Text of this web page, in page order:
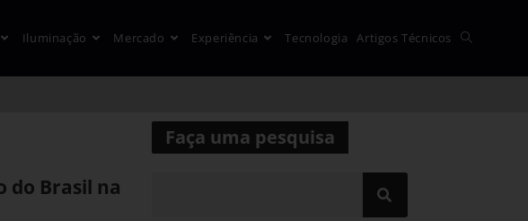
Iluminação Mercado Experiência Tecnologia Artigos Técnicos
do Brasil na
Faça uma pesquisa